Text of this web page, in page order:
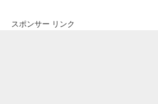
スポンサー リンク